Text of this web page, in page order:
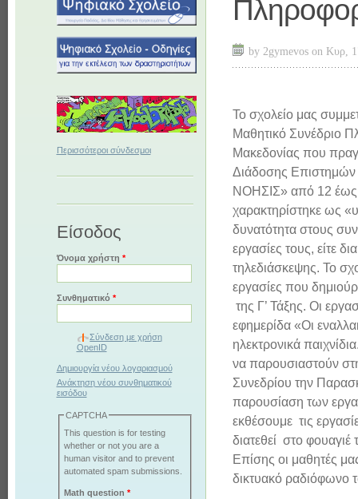
Περισσότεροι σύνδεσμοι
Είσοδος
Όνομα χρήστη *
Συνθηματικό *
Σύνδεση με χρήση
OpenID
Δημιουργία νέου λογαριασμού
Ανάκτηση νέου συνθηματικού
εισόδου
CAPTCHA
This question is for testing
whether or not you are a
human visitor and to prevent
automated spam submissions.
Math question*
by 2gymevos on Κυρ,
Το σχολείο μας
Μαθητικό Συνέδριο
Μακεδονίας που
Διάδοσης Επιστημών
ΝΟΗΣΙΣ» από 12 έως
χαρακτηρίστηκε ως
δυνατότητα στους
εργασίες τους, είτε
τηλεδιάσκεψης. Το
εργασίες που
της Γ’ Τάξης. Οι
εφημερίδα «Οι
ηλεκτρονικά
να παρουσιαστούν
Συνεδρίου την
παρουσίαση των
εκθέσουμε τις
διατεθεί στο
Επίσης οι μαθητές
δικτυακό ραδιόφωνο